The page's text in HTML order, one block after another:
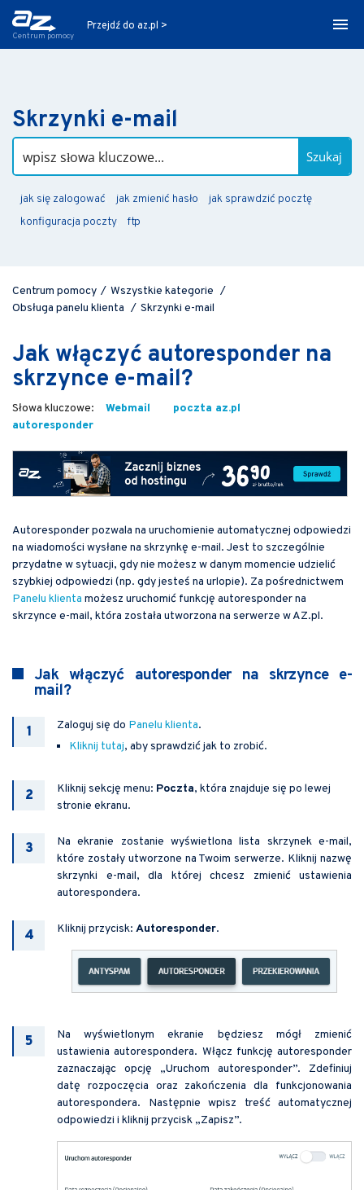
Centrum pomocy
Przejdź do az.pl >
Skrzynki e-mail
Szukaj
jak się zalogować jak zmienić hasło
jak sprawdzić pocztę
konfiguracja poczty
ftp
Centrum pomocy / Wszystkie kategorie /
Obsługa panelu klienta / Skrzynki e-mail
Jak włączyć autoresponder na
skrzynce e-mail?
Webmail
poczta az.pl
autoresponder
Autoresponder pozwala na uruchomienie automatycznej odpowiedzi
na wiadomości wysłane na skrzynkę e-mail. Jest to szczególnie
przydatne w sytuacji, gdy nie możesz w danym momencie udzielić
szybkiej odpowiedzi (np. gdy jesteś na urlopie). Za pośrednictwem
Panelu klienta możesz uruchomić funkcję autoresponder na
skrzynce e-mail, która została utworzona na serwerze w AZ.pl.
Jak włączyć autoresponder na skrzynce e-
mail?
Zaloguj się do Panelu klienta.
Kliknij tutaj, aby sprawdzić jak to zrobić.
Kliknij sekcję menu: Poczta, która znajduje się po lewej
stronie ekranu.
Na ekranie zostanie wyświetlona lista skrzynek e-mail,
które zostały utworzone na Twoim serwerze. Kliknij nazwę
skrzynki e-mail, dla której chcesz zmienić ustawienia
autorespondera.
Kliknij przycisk: Autoresponder.
Na wyświetlonym ekranie będziesz mógł zmienić
ustawienia autorespondera. Włącz funkcję autoresponder
zaznaczając opcję „Uruchom autoresponder”. Zdefiniuj
datę rozpoczęcia oraz zakończenia dla funkcjonowania
autorespondera. Następnie wpisz treść automatycznej
odpowiedzi i kliknij przycisk „Zapisz”.